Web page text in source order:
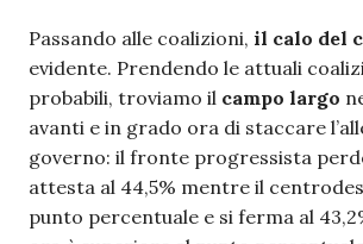
Passando alle coalizioni, il calo del
evidente. Prendendo le attuali
probabili, troviamo il campo largo
avanti e in grado ora di staccare
governo: il fronte progressista
attesta al 44,5% mentre il
punto percentuale e si ferma al